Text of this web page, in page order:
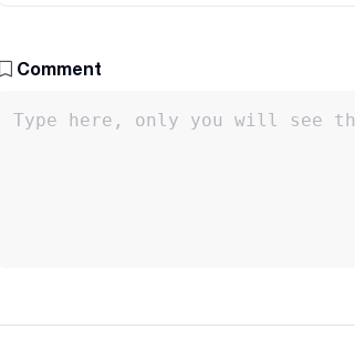
Comment